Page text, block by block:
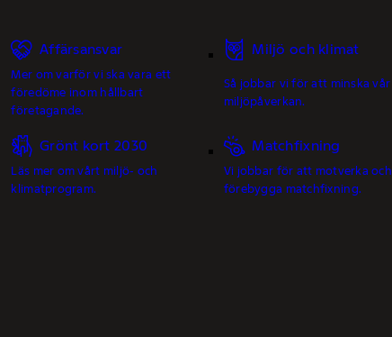
Affärsansvar
Mer om varför vi ska vara ett
föredöme inom hållbart
företagande.
Miljö och klimat
Så jobbar vi för att minska vår
miljöpåverkan.
Grönt kort 2030
Läs mer om vårt miljö- och
klimatprogram.
Matchfixning
Vi jobbar för att motverka och
förebygga matchfixning.